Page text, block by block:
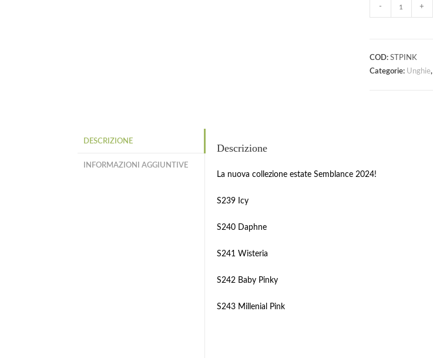
- +
COD: STPINK
Categorie: Unghie,
DESCRIZIONE
INFORMAZIONI AGGIUNTIVE
Descrizione
La nuova collezione estate Semblance 2024!
S239 Icy
S240 Daphne
S241 Wisteria
S242 Baby Pinky
S243 Millenial Pink